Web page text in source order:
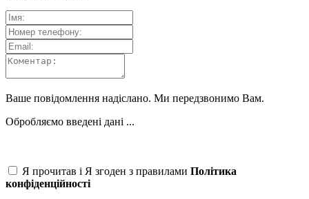
Ваше повідомлення надіслано. Ми передзвонимо Вам.
Обробляємо введені дані ...
Я прочитав і Я згоден з правилами Політика
конфіденційності